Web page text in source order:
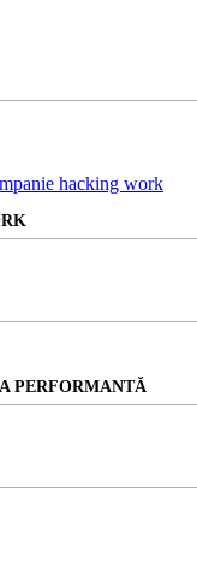
PERFORMANTĂ